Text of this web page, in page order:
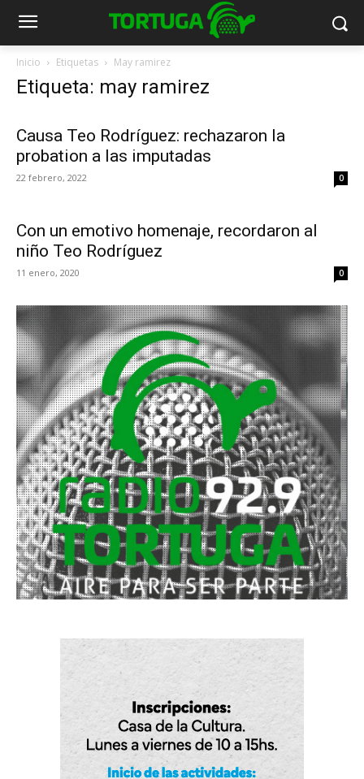
Inicio Etiquetas May ramirez
Etiqueta: may ramirez
Causa Teo Rodríguez: rechazaron la
probation a las imputadas
22 febrero, 2022 0
Con un emotivo homenaje, recordaron al
niño Teo Rodríguez
11 enero, 2020 0